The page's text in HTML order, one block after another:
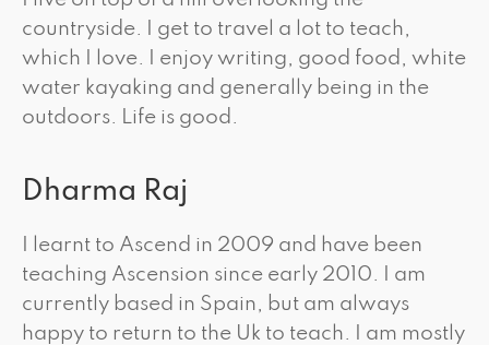
countryside. I get to travel a lot to teach,
which I love. I enjoy writing, good food, white
water kayaking and generally being in the
outdoors. Life is good.
Dharma Raj
I learnt to Ascend in 2009 and have been
teaching Ascension since early 2010. I am
currently based in Spain, but am always
happy to return to the Uk to teach. I am mostly